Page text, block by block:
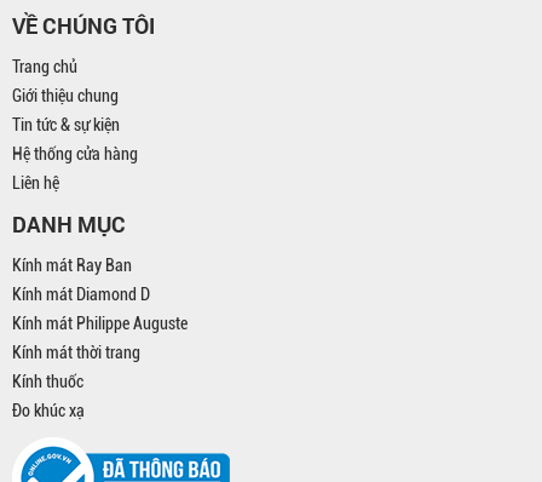
VỀ CHÚNG TÔI
Trang chủ
Giới thiệu chung
Tin tức & sự kiện
Hệ thống cửa hàng
Liên hệ
DANH MỤC
Kính mát Ray Ban
Kính mát Diamond D
Kính mát Philippe Auguste
Kính mát thời trang
Kính thuốc
Đo khúc xạ